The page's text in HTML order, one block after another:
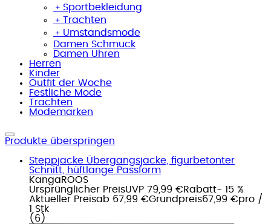
﹢ Sportbekleidung
﹢ Trachten
﹢ Umstandsmode
Damen Schmuck
Damen Uhren
Herren
Kinder
Outfit der Woche
Festliche Mode
Trachten
Modemarken
Produkte überspringen
Steppjacke Übergangsjacke, figurbetonter
Schnitt, hüftlange Passform
KangaROOS
Ursprünglicher PreisUVP 79,99 €Rabatt- 15 %
Aktueller Preisab 67,99 €Grundpreis67,99 €pro /
1 Stk
( 6 )